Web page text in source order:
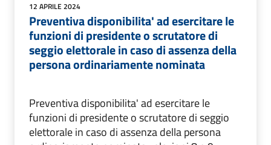
12 APRILE 2024
Preventiva disponibilita' ad esercitare le
funzioni di presidente o scrutatore di
seggio elettorale in caso di assenza della
persona ordinariamente nominata
Preventiva disponibilita' ad esercitare le
funzioni di presidente o scrutatore di seggio
elettorale in caso di assenza della persona